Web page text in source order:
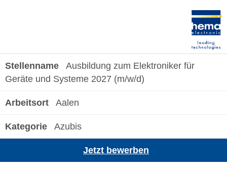
Ausbildung zum Elektroniker für
Geräte und Systeme 2027 (m/w/d)
Aalen
Azubis
Jetzt bewerben